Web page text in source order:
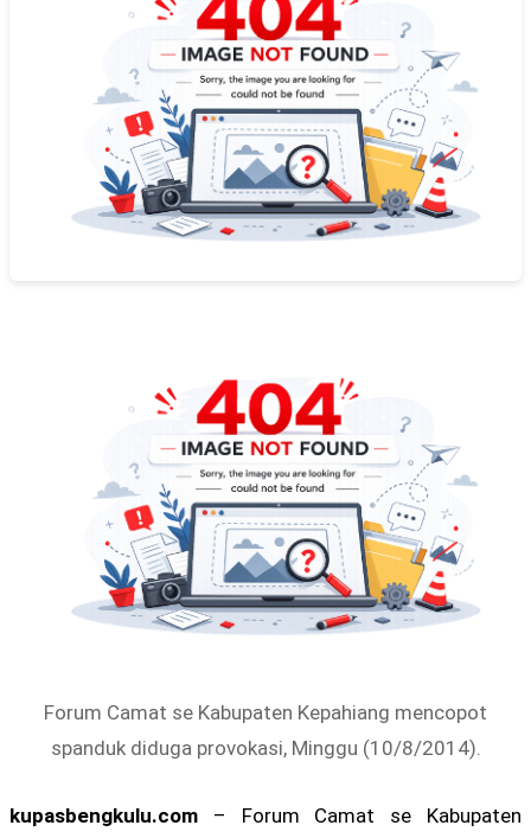
Forum Camat se Kabupaten Kepahiang mencopot
spanduk diduga provokasi, Minggu (10/8/2014).
kupasbengkulu.com – Forum Camat se Kabupaten